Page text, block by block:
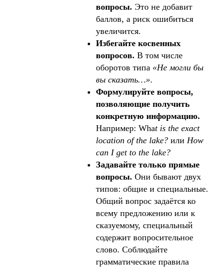
вопросы. Это не добавит
баллов, а риск ошибиться
увеличится.
Избегайте косвенных
вопросов. В том числе
оборотов типа «Не могли бы
вы сказать…».
Формулируйте вопросы,
позволяющие получить
конкретную информацию.
Например: What is the exact
location of the lake? или How
can I get to the lake?
Задавайте только прямые
вопросы. Они бывают двух
типов: общие и специальные.
Общий вопрос задаётся ко
всему предложению или к
сказуемому, специальный
содержит вопросительное
слово. Соблюдайте
грамматические правила